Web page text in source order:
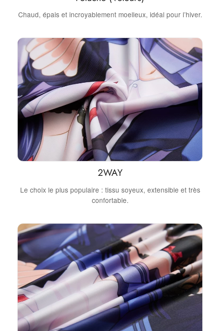
Chaud, épais et incroyablement moelleux, idéal pour l’hiver.
2WAY
Le choix le plus populaire : tissu soyeux, extensible et très
confortable.